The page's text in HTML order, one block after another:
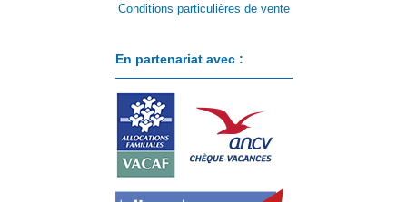
Conditions particulières de vente
En partenariat avec :